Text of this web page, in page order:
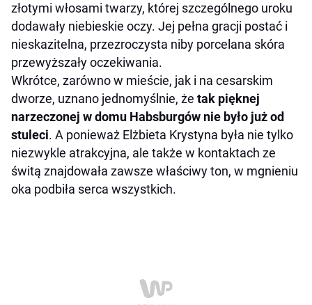
złotymi włosami twarzy, której szczególnego uroku
dodawały niebieskie oczy. Jej pełna gracji postać i
nieskazitelna, przezroczysta niby porcelana skóra
przewyższały oczekiwania.
Wkrótce, zarówno w mieście, jak i na cesarskim
dworze, uznano jednomyślnie, że tak pięknej
narzeczonej w domu Habsburgów nie było już od
stuleci. A ponieważ Elżbieta Krystyna była nie tylko
niezwykle atrakcyjna, ale także w kontaktach ze
świtą znajdowała zawsze właściwy ton, w mgnieniu
oka podbiła serca wszystkich.